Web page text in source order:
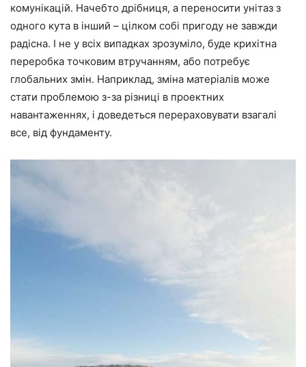
комунікацій. Начебто дрібниця, а переносити унітаз з
одного кута в інший – цілком собі пригоду не завжди
радісна. І не у всіх випадках зрозуміло, буде крихітна
переробка точковим втручанням, або потребує
глобальних змін. Наприклад, зміна матеріалів може
стати проблемою з-за різниці в проектних
навантаженнях, і доведеться перераховувати взагалі
все, від фундаменту.